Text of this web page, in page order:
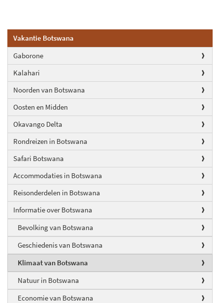
Vakantie Botswana
Gaborone
Kalahari
Noorden van Botswana
Oosten en Midden
Okavango Delta
Rondreizen in Botswana
Safari Botswana
Accommodaties in Botswana
Reisonderdelen in Botswana
Informatie over Botswana
Bevolking van Botswana
Geschiedenis van Botswana
Klimaat van Botswana
Natuur in Botswana
Economie van Botswana